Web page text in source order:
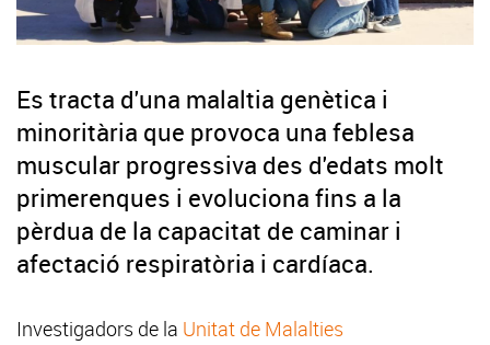
Es tracta d'una malaltia genètica i
minoritària que provoca una feblesa
muscular progressiva des d'edats molt
primerenques i evoluciona fins a la
pèrdua de la capacitat de caminar i
afectació respiratòria i cardíaca.
Investigadors de la Unitat de Malalties